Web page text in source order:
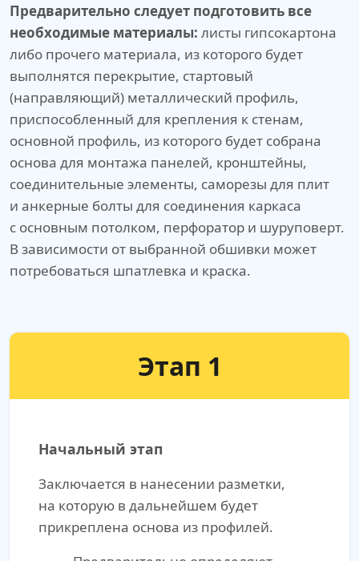
Предварительно следует подготовить все
необходимые материалы: листы гипсокартона
либо прочего материала, из которого будет
выполнятся перекрытие, стартовый
(направляющий) металлический профиль,
приспособленный для крепления к стенам,
основной профиль, из которого будет собрана
основа для монтажа панелей, кронштейны,
соединительные элементы, саморезы для плит
и анкерные болты для соединения каркаса
с основным потолком, перфоратор и шуруповерт.
В зависимости от выбранной обшивки может
потребоваться шпатлевка и краска.
Этап 1
Начальный этап
Заключается в нанесении разметки,
на которую в дальнейшем будет
прикреплена основа из профилей.